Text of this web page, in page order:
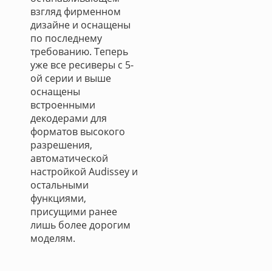
взгляд фирменном
дизайне и оснащены
по последнему
требованию. Теперь
уже все ресиверы с 5-
ой серии и выше
оснащены
встроенными
декодерами для
форматов высокого
разрешения,
автоматической
настройкой Audissey и
остальными
функциями,
присущими ранее
лишь более дорогим
моделям.